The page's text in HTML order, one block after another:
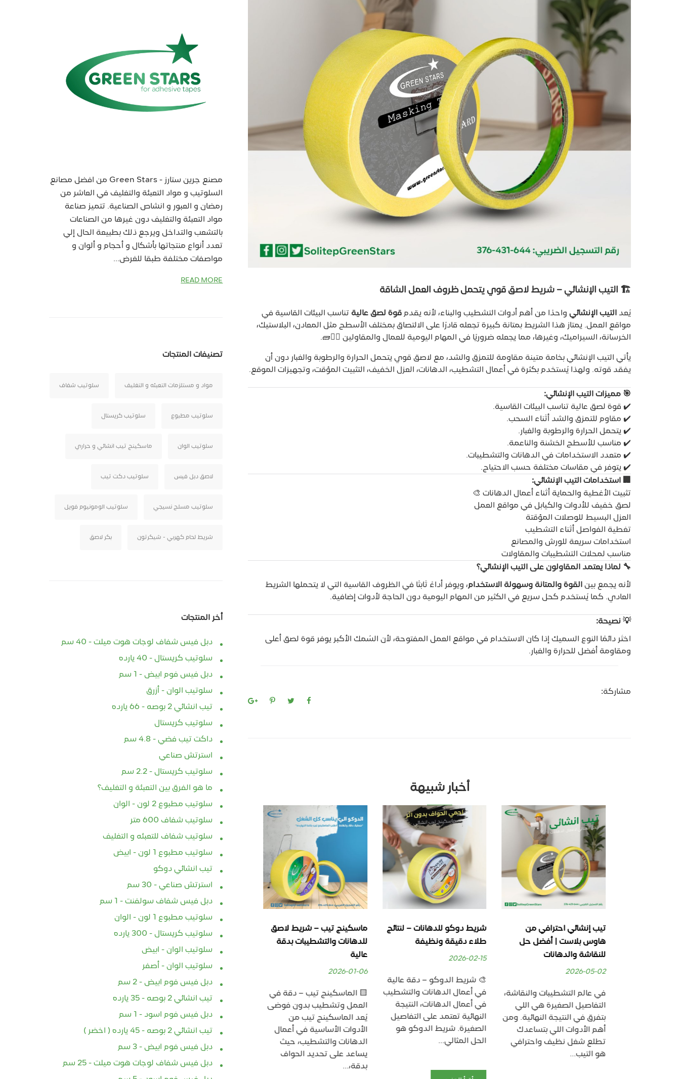
🏗️ التيب الإنشائي – شريط لاصق قوي يتحمل ظروف العمل الشاقة
يُعد التيب الإنشائي واحدًا من أهم أدوات التشطيب والبناء، لأنه يقدم قوة لصق عالية تناسب البيئات القاسية في
مواقع العمل. يمتاز هذا الشريط بمتانة كبيرة تجعله قادرًا على الالتصاق بمختلف الأسطح مثل المعادن، البلاستيك،
الخرسانة، السيراميك، وغيرها، مما يجعله ضروريًا في المهام اليومية للعمال والمقاولين 👷‍♂️🧱.
يأتي التيب الإنشائي بخامة متينة مقاومة للتمزق والشد، مع لاصق قوي يتحمل الحرارة والرطوبة والغبار دون أن
يفقد قوته. ولهذا يُستخدم بكثرة في أعمال التشطيب، الدهانات، العزل الخفيف، التثبيت المؤقت، وتجهيزات الموقع.
🎯 مميزات التيب الإنشائي:
✔️ قوة لصق عالية تناسب البيئات القاسية.
✔️ مقاوم للتمزق والشد أثناء السحب.
✔️ يتحمل الحرارة والرطوبة والغبار.
✔️ مناسب للأسطح الخشنة والناعمة.
✔️ متعدد الاستخدامات في الدهانات والتشطيبات.
✔️ يتوفر في مقاسات مختلفة حسب الاحتياج.
🏢 استخدامات التيب الإنشائي:
تثبيت الأغطية والحماية أثناء أعمال الدهانات 🎨
لصق خفيف للأدوات والكيابل في مواقع العمل
العزل البسيط للوصلات المؤقتة
تغطية الفواصل أثناء التشطيب
استخدامات سريعة للورش والمصانع
مناسب لمحلات التشطيبات والمقاولات
🔧 لماذا يعتمد المقاولون على التيب الإنشائي؟
لأنه يجمع بين القوة والمتانة وسهولة الاستخدام، ويوفر أداءً ثابتًا في الظروف القاسية التي لا يتحملها الشريط
العادي. كما يُستخدم كحل سريع في الكثير من المهام اليومية دون الحاجة لأدوات إضافية.
💡 نصيحة:
اختَر دائمًا النوع السميك إذا كان الاستخدام في مواقع العمل المفتوحة، لأن السُمك الأكبر يوفر قوة لصق أعلى
ومقاومة أفضل للحرارة والغبار.
مشاركة:
أخبار شبيهة
تيب إنشائي احترافي من
هاوس بلاست | أفضل حل
للنقاشة والدهانات
2026-05-02
في عالم التشطيبات والنقاشة،
التفاصيل الصغيرة هي اللي
بتفرق في النتيجة النهائية. ومن
أهم الأدوات اللي بتساعدك
تطلع شغل نظيف واحترافي
هو التيب...
شريط دوكو للدهانات – لنتائج
طلاء دقيقة ونظيفة
2026-02-15
🎨 شريط الدوكو – دقة عالية
في أعمال الدهانات والتشطيب
في أعمال الدهانات، النتيجة
النهائية تعتمد على التفاصيل
الصغيرة. شريط الدوكو هو
الحل المثالي...
ماسكينج تيب – شريط لاصق
للدهانات والتشطيبات بدقة
عالية
2026-01-06
🟨 الماسكينج تيب – دقة في
العمل وتشطيب بدون فوضى
يُعد الماسكينج تيب من
الأدوات الأساسية في أعمال
الدهانات والتشطيب، حيث
يساعد على تحديد الحواف
بدقة،...
ماسكينج تيب إنشائي – شريط
بدقة عالية
2026-01-04
🟨 ماسكينج تيب إنشائي –
حماية دقيقة وتشطيب نظيف
بدون آثار يُعتبر ماسكينج تيب
إنشائي من الأدوات الأساسية
في أعمال الدهانات
والتشطيبات، حيث يساعد
الماسكينج تيب الإنشائي:
🟧 الماسكينج تيب الإنشائي:
مواقع البناء والتشطيبات يُعتبر
الماسكينج تيب الإنشائي واحدًا
من أهم الأدوات الأساسية التي
مصنع جرين ستارز - Green Stars من افضل مصانع
السلوتيب و مواد التعبئة والتغليف في العاشر من
رمضان و العبور و انشاص الصناعية. تتميز صناعة
مواد التعبئة والتغليف دون غيرها من الصناعات
بالتشعب والتداخل ويرجع ذلك بطبيعة الحال إلي
تعدد أنواع منتجاتها بأشكال و أحجام و ألوان و
مواصفات مختلفة طبقا للغرض...
READ MORE
تصنيفات المنتجات
مواد و مستلزمات التعبئه و التغليف سلوتيب شفاف
سلوتيب مطبوع سلوتيب كريستال
سلوتيب الوان ماسكينج تيب انشائي و حراري
لاصق دبل فيس سلوتيب دكت تيب
سلوتيب مسلح نسيجي سلوتيب الومونيوم فويل
شريط لحام كهربي - شيكرتون بكر لاصق
أخر المنتجات
دبل فيس شفاف لوجات هوت ميلت - 40 سم
سلوتيب كريستال - 40 يارده
دبل فيس فوم ابيض - 1 سم
سلوتيب الوان - أزرق
تيب انشائي 2 بوصه - 66 يارده
سلوتيب كريستال
داكت تيب فضي - 4.8 سم
استرتش صناعي
سلوتيب كريستال - 2.2 سم
ما هو الفرق بين التعبئة و التغليف؟
سلوتيب مطبوع 2 لون - الوان
سلوتيب شفاف 600 متر
سلوتيب شفاف للتعبئه و التغليف
سلوتيب مطبوع 1 لون - ابيض
تيب انشائي دوكو
استرتش صناعي - 30 سم
دبل فيس شفاف سولفنت - 1 سم
سلوتيب مطبوع 1 لون - الوان
سلوتيب كريستال - 300 يارده
سلوتيب الوان - ابيض
سلوتيب الوان - أصفر
دبل فيس فوم ابيض - 2 سم
تيب انشائي 2 بوصه - 35 يارده
دبل فيس فوم اسود - 1 سم
تيب انشائي 2 بوصه - 45 يارده ( اخضر )
دبل فيس فوم ابيض - 3 سم
دبل فيس شفاف لوجات هوت ميلت - 25 سم